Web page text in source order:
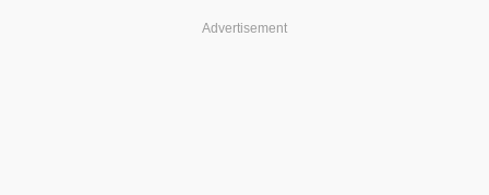
Advertisement